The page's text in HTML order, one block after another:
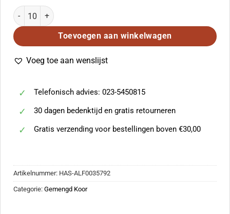
Bugler's Holiday aantal
Toevoegen aan winkelwagen
Voeg toe aan wenslijst
Telefonisch advies: 023-5450815
30 dagen bedenktijd en gratis retourneren
Gratis verzending voor bestellingen boven €30,00
Artikelnummer: HAS-ALF0035792
Categorie: Gemengd Koor